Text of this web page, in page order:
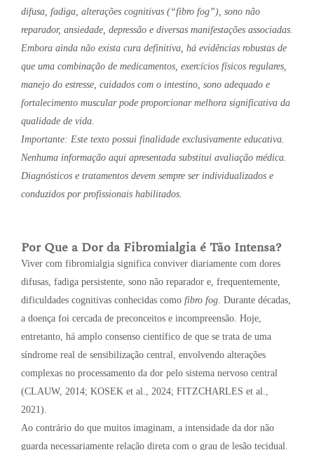
difusa, fadiga, alterações cognitivas (“fibro fog”), sono não
reparador, ansiedade, depressão e diversas manifestações associadas.
Embora ainda não exista cura definitiva, há evidências robustas de
que uma combinação de medicamentos, exercícios físicos regulares,
manejo do estresse, cuidados com o intestino, sono adequado e
fortalecimento muscular pode proporcionar melhora significativa da
qualidade de vida.
Importante: Este texto possui finalidade exclusivamente educativa.
Nenhuma informação aqui apresentada substitui avaliação médica.
Diagnósticos e tratamentos devem sempre ser individualizados e
conduzidos por profissionais habilitados.
Por Que a Dor da Fibromialgia é Tão Intensa?
Viver com fibromialgia significa conviver diariamente com dores
difusas, fadiga persistente, sono não reparador e, frequentemente,
dificuldades cognitivas conhecidas como fibro fog. Durante décadas,
a doença foi cercada de preconceitos e incompreensão. Hoje,
entretanto, há amplo consenso científico de que se trata de uma
síndrome real de sensibilização central, envolvendo alterações
complexas no processamento da dor pelo sistema nervoso central
(CLAUW, 2014; KOSEK et al., 2024; FITZCHARLES et al.,
2021).
Ao contrário do que muitos imaginam, a intensidade da dor não
guarda necessariamente relação direta com o grau de lesão tecidual.